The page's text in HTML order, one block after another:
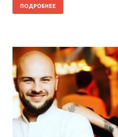
ПОДРОБНЕЕ